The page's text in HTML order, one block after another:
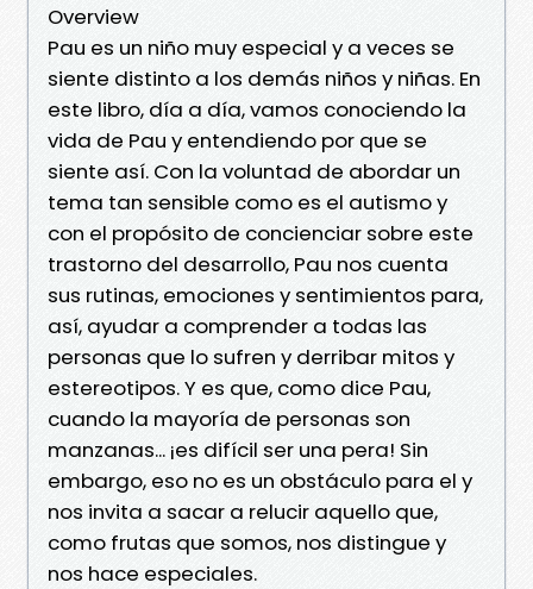
Overview
Pau es un niño muy especial y a veces se
siente distinto a los demás niños y niñas. En
este libro, día a día, vamos conociendo la
vida de Pau y entendiendo por que se
siente así. Con la voluntad de abordar un
tema tan sensible como es el autismo y
con el propósito de concienciar sobre este
trastorno del desarrollo, Pau nos cuenta
sus rutinas, emociones y sentimientos para,
así, ayudar a comprender a todas las
personas que lo sufren y derribar mitos y
estereotipos. Y es que, como dice Pau,
cuando la mayoría de personas son
manzanas... ¡es difícil ser una pera! Sin
embargo, eso no es un obstáculo para el y
nos invita a sacar a relucir aquello que,
como frutas que somos, nos distingue y
nos hace especiales.